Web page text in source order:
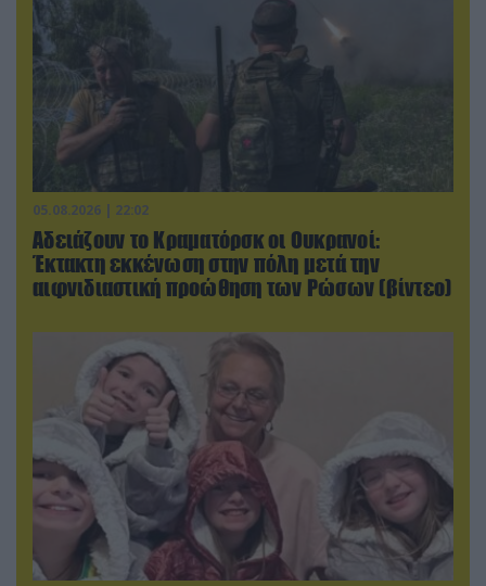
05.08.2026 | 22:02
Αδειάζουν το Κραματόρσκ οι Ουκρανοί:
Έκτακτη εκκένωση στην πόλη μετά την
αιφνιδιαστική προώθηση των Ρώσων (βίντεο)